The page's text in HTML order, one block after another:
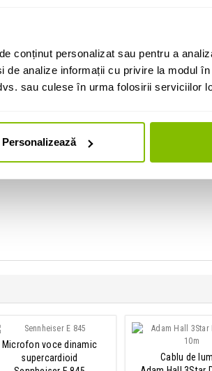
conținut personalizat sau pentru a
de analize informații cu privire la modul
sau culese în urma folosirii serviciilor
Personalizează
Microfon voce dinamic
supercardioid
Cablu de